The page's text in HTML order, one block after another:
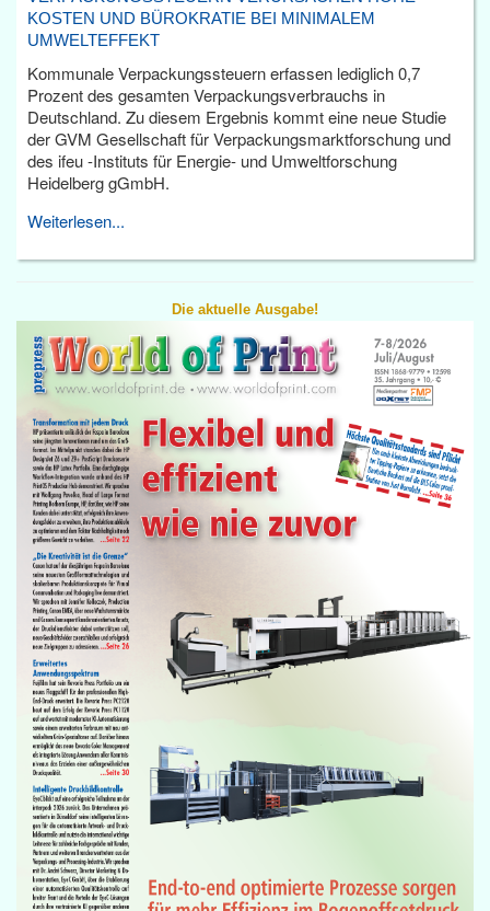
KOSTEN UND BÜROKRATIE BEI MINIMALEM
UMWELTEFFEKT
Kommunale Verpackungssteuern erfassen lediglich 0,7
Prozent des gesamten Verpackungsverbrauchs in
Deutschland. Zu diesem Ergebnis kommt eine neue Studie
der GVM Gesellschaft für Verpackungsmarktforschung und
des ifeu -Instituts für Energie- und Umweltforschung
Heidelberg gGmbH.
Weiterlesen...
Die aktuelle Ausgabe!